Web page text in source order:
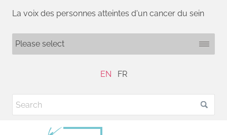
La voix des personnes atteintes d'un cancer du sein
EN FR